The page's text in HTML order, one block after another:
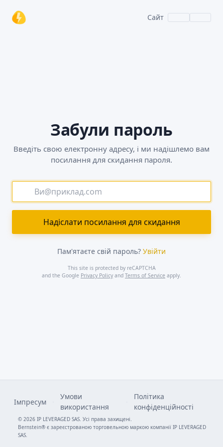
Сайт
Забули пароль
Введіть свою електронну адресу, і ми надішлемо вам
посилання для скидання пароля.
Пам'ятаєте свій пароль? Увійти
This site is protected by reCAPTCHA
and the Google Privacy Policy and Terms of Service apply.
© 2026 IP LEVERAGED SAS. Усі права захищені.
Bernstein® є зареєстрованою торговельною маркою компанії IP LEVERAGED
SAS.
Імпресум
Умови
використання
Політика
конфіденційності